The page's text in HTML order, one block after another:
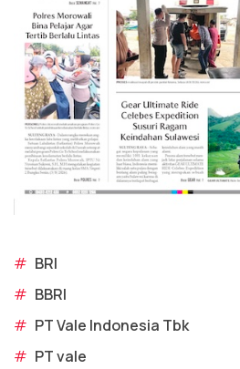
# BRI
# BBRI
# PT Vale Indonesia Tbk
# PT vale